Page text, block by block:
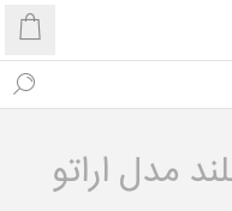
مدل اراتو